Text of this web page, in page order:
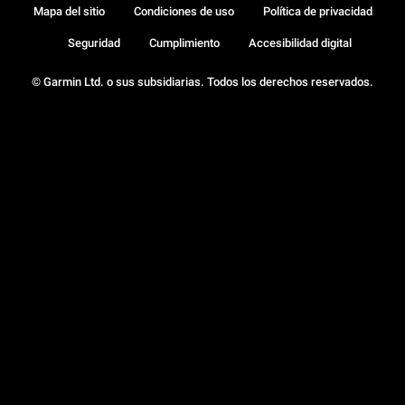
© Garmin Ltd. o sus subsidiarias. Todos los derechos reservados.
Mapa del sitio Condiciones de uso Política de privacidad
Seguridad Cumplimiento Accesibilidad digital